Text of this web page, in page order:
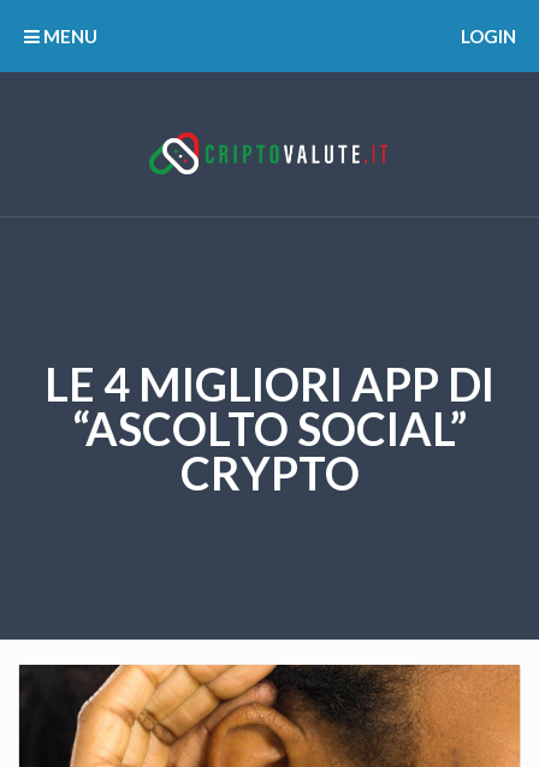
MENU LOGIN
LE 4 MIGLIORI APP DI
“ASCOLTO SOCIAL”
CRYPTO